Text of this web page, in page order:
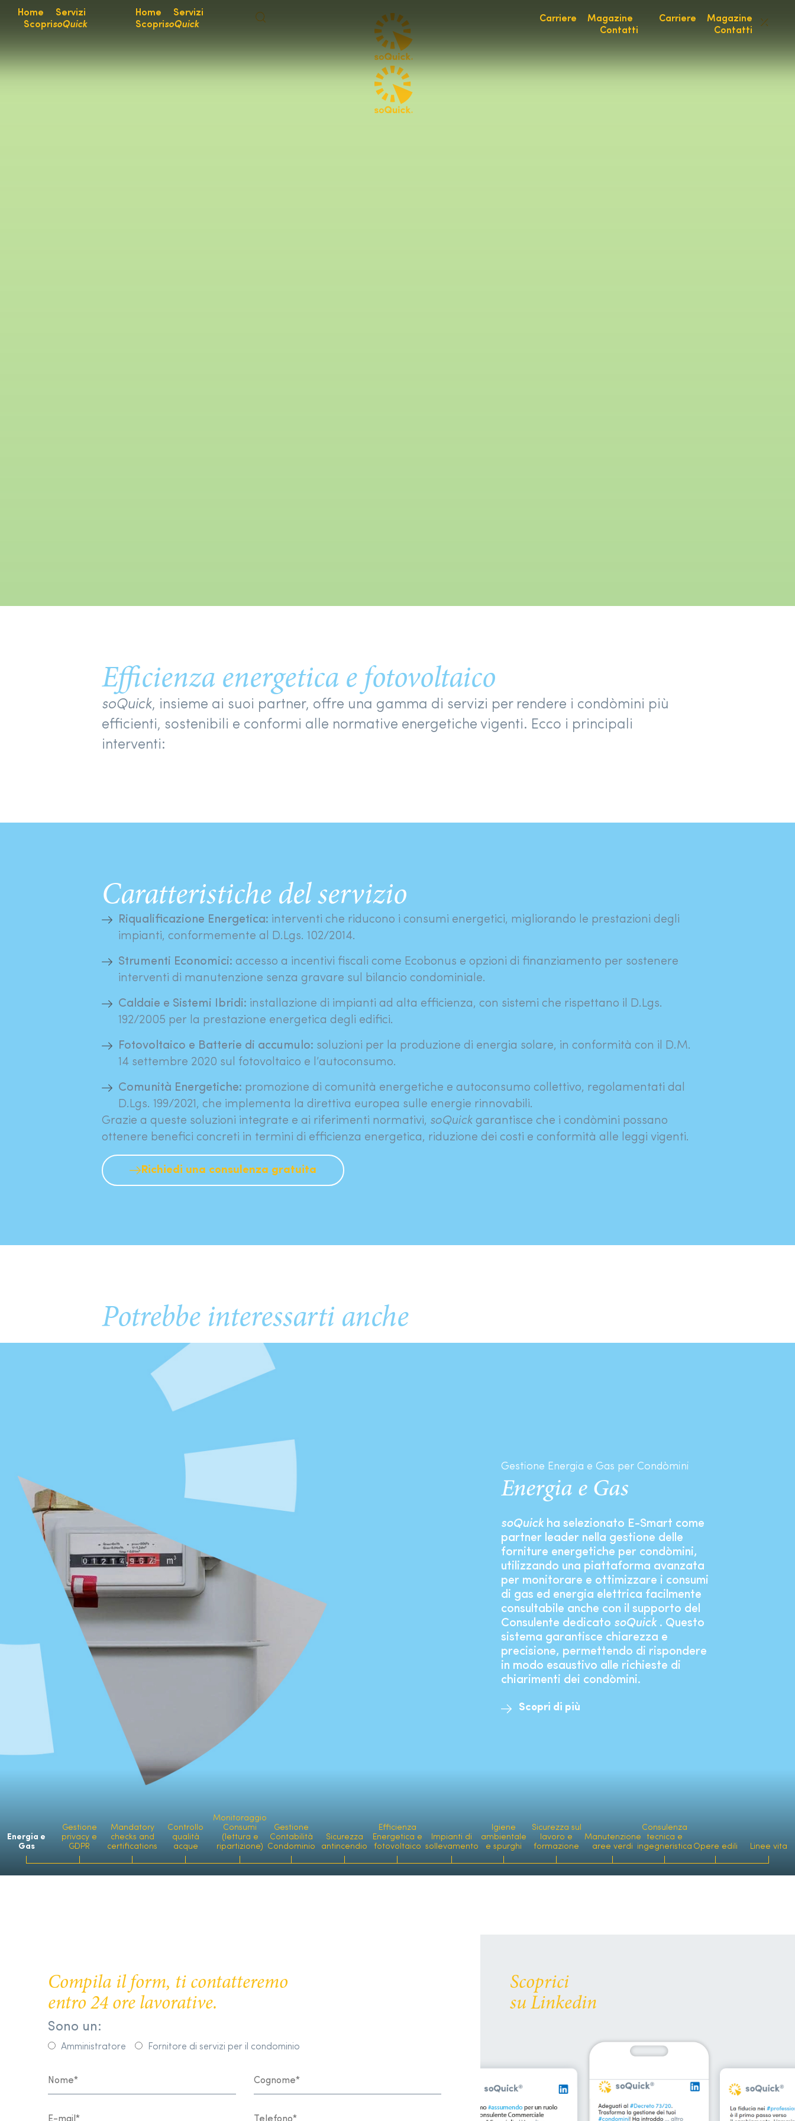
Home
Servizi
ScoprisoQuick
Home
Servizi
ScoprisoQuick
Carriere
Magazine
Contatti
Carriere
Magazine
Contatti
Efficienza energetica e
fotovoltaico
Efficienza energetica e fotovoltaico
soQuick, insieme ai suoi partner, offre una gamma di servizi per rendere i condòmini più
efficienti, sostenibili e conformi alle normative energetiche vigenti. Ecco i principali
interventi:
Caratteristiche del servizio
Riqualificazione Energetica: interventi che riducono i consumi energetici, migliorando le prestazioni degli
impianti, conformemente al D.Lgs. 102/2014.
Strumenti Economici: accesso a incentivi fiscali come Ecobonus e opzioni di finanziamento per sostenere
interventi di manutenzione senza gravare sul bilancio condominiale.
Caldaie e Sistemi Ibridi: installazione di impianti ad alta efficienza, con sistemi che rispettano il D.Lgs.
192/2005 per la prestazione energetica degli edifici.
Fotovoltaico e Batterie di accumulo: soluzioni per la produzione di energia solare, in conformità con il D.M.
14 settembre 2020 sul fotovoltaico e l’autoconsumo.
Comunità Energetiche: promozione di comunità energetiche e autoconsumo collettivo, regolamentati dal
D.Lgs. 199/2021, che implementa la direttiva europea sulle energie rinnovabili.
Grazie a queste soluzioni integrate e ai riferimenti normativi, soQuick garantisce che i condòmini possano
ottenere benefici concreti in termini di efficienza energetica, riduzione dei costi e conformità alle leggi vigenti.
Richiedi una consulenza gratuita
Potrebbe interessarti anche
Gestione Energia e Gas per Condòmini
Energia e Gas
soQuickha selezionato E-Smart come
partner leader nella gestione delle
forniture energetiche per condòmini,
utilizzando una piattaforma avanzata
per monitorare e ottimizzare i consumi
di gas ed energia elettrica facilmente
consultabile anche con il supporto del
Consulente dedicato soQuick. Questo
sistema garantisce chiarezza e
precisione, permettendo di rispondere
in modo esaustivo alle richieste di
chiarimenti dei condòmini.
Scopri di più
Energia e
Gas
Gestione
privacy e
GDPR
Mandatory
checks and
certifications
Controllo
qualità
acque
Monitoraggio
Consumi
(lettura e
ripartizione)
Gestione
Contabilità
Condominio
Sicurezza
antincendio
Efficienza
Energetica e
fotovoltaico
Impianti di
sollevamento
Igiene
ambientale
e spurghi
Sicurezza sul
lavoro e
formazione
Manutenzione
aree verdi
Consulenza
tecnica e
ingegneristica Opere edili Linee vita
Compila il form, ti contatteremo
entro 24 ore lavorative.
Sono un:
Amministratore Fornitore di servizi per il condominio
Scoprici
su Linkedin